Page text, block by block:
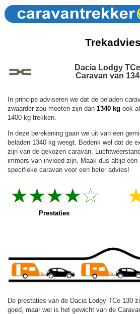
Trekadvies
Dacia Lodgy
Caravan van
In principe adviseren we dat de beladen
zwaarder zou moeten zijn dan 1340 kg ook
1400 kg trekken.
In deze berekening gaan we uit van een
beladen 1340 kg weegt. Bedenk wel dat de
zijn van de gekozen caravan.
immers van invloed zijn. Maak dus altijd een
specifieke caravan voor een beter advies!
Prestaties
De prestaties van de Dacia Lodgy TCe 130
goed, maar wel is het gewicht van de